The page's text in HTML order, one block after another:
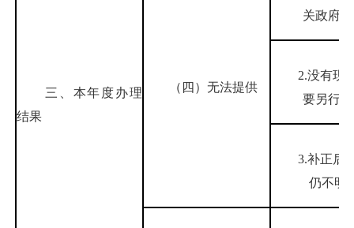
三、本年度办理
结果
（四）无法提供
关政府
2.没有现成
要另行
3.补正后申
仍不明